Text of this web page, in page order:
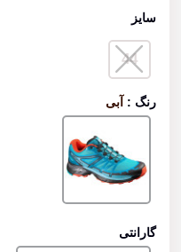
سایز
44
رنگ : آبی
گارانتی